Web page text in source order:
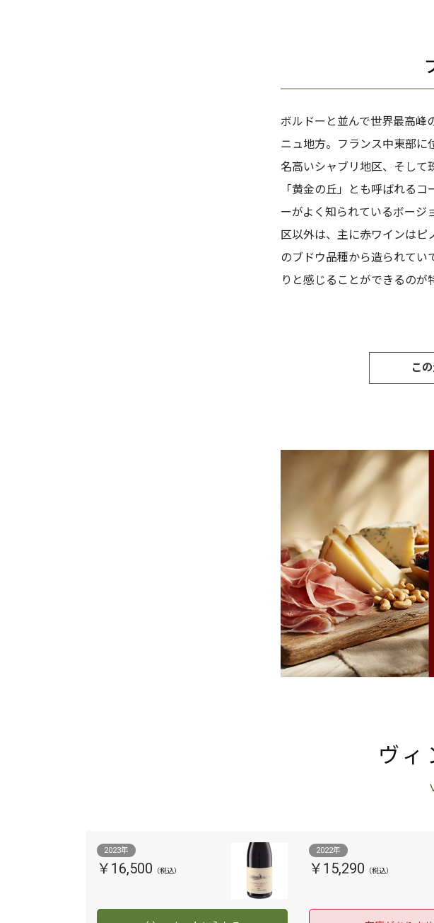
ボルドーと並んで世界最高峰
ニュ地方。フランス中東部に
名高いシャブリ地区、そして
「黄金の丘」とも呼ばれる
ーがよく知られているボージ
区以外は、主に赤ワインは
のブドウ品種から造られてい
りと感じることができるのが
こ
ヴィ
2023年
￥16,500
2022年
￥15,290